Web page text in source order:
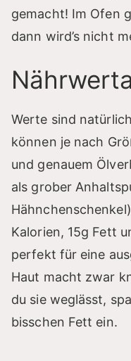
gemacht! Im Ofen
dann wird’s nicht
Werte sind
können je nach
und genauem
als grober
Kalorien, 15g Fett
perfekt für eine
Haut macht zwar
du sie weglässt,
bisschen Fett ein.